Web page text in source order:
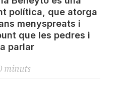
política, que atorga
menyspreats i
que les pedres i
parlar
minuts